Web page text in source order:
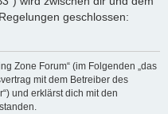
geschlossen:
Zone Forum“ (im Folgenden „das
mit dem Betreiber des
und erklärst dich mit den